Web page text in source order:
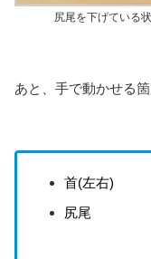
尻尾を下げている
あと、手で動かせる
首(左右)
尻尾